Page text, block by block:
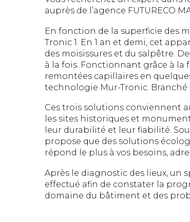
auprès de l’agence FUTURECO
En fonction de la superficie des
Tronic 1. En 1 an et demi, cet
des moisissures et du salpêtre.
à la fois. Fonctionnant grâce à la
remontées capillaires en
technologie Mur-Tronic.
Ces trois solutions conviennent
les sites historiques et
leur durabilité et leur fiabilité.
propose que des solutions
répond le plus à vos besoins,
Après le diagnostic des lieux, un
effectué afin de constater la
domaine du bâtiment et des